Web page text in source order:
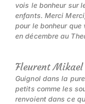
vois le bonheur sur
enfants. Merci
pour le bonheur
en décembre au
Fleurent Mikael
Guignol dans la
petits comme les
renvoient dans ce